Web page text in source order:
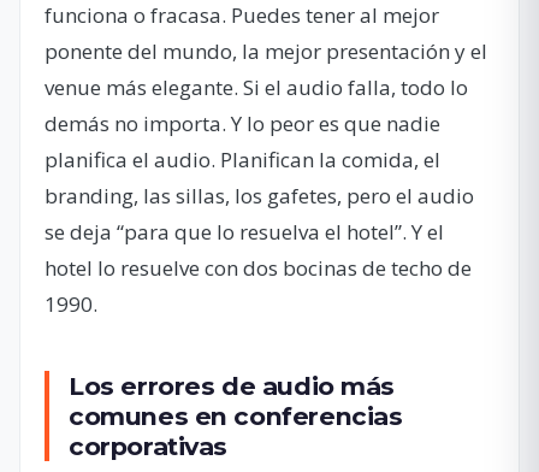
funciona o fracasa. Puedes tener al mejor
ponente del mundo, la mejor presentación y el
venue más elegante. Si el audio falla, todo lo
demás no importa. Y lo peor es que nadie
planifica el audio. Planifican la comida, el
branding, las sillas, los gafetes, pero el audio
se deja “para que lo resuelva el hotel”. Y el
hotel lo resuelve con dos bocinas de techo de
1990.
Los errores de audio más
comunes en conferencias
corporativas